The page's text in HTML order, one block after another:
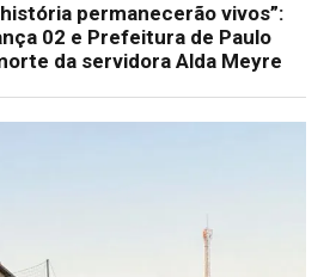
permanecerão vivos”:
02 e Prefeitura de Paulo
da servidora Alda Meyre